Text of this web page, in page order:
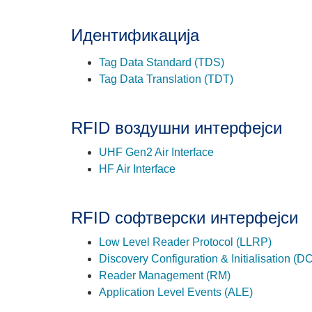
Идентификација
Tag Data Standard (TDS)
Tag Data Translation (TDT)
RFID воздушни интерфејси
UHF Gen2 Air Interface
HF Air Interface
RFID софтверски интерфејси
Low Level Reader Protocol (LLRP)
Discovery Configuration & Initialisation
Reader Management (RM)
Application Level Events (ALE)